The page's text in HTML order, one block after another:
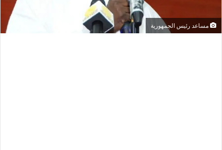
مساعد رئيس الجمهورية